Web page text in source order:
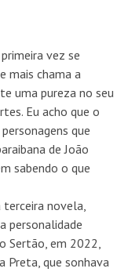
vez se
mais chama a
uma pureza no seu
Eu acho que o
que
de João
sabendo o que
terceira novela,
personalidade
Sertão, em 2022,
Preta, que sonhava